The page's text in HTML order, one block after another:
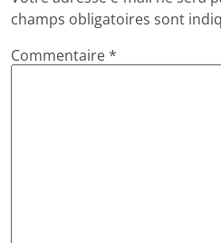
champs obligatoires sont
Commentaire*